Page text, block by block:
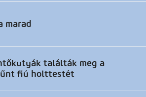
marad
találták meg a
fiú holttestét